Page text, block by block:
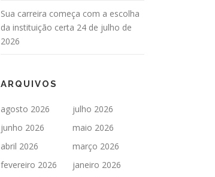
Sua carreira começa com a escolha
da instituição certa 24 de julho de
2026
ARQUIVOS
agosto 2026
julho 2026
junho 2026
maio 2026
abril 2026
março 2026
fevereiro 2026
janeiro 2026